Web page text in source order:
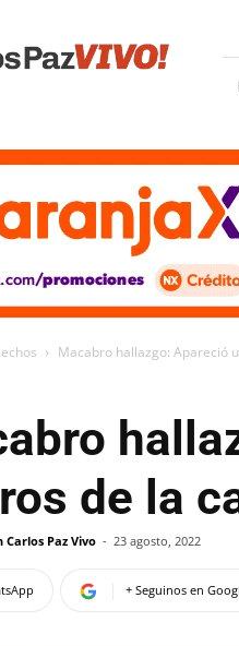
Macabro hallazgo: Apareció
de la
Carlos Paz Vivo - 23 agosto, 2022
+ Seguinos en